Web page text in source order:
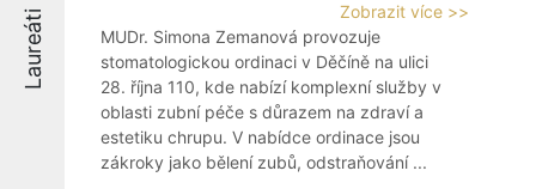
Laureáti
Zobrazit více >>
MUDr. Simona Zemanová provozuje
stomatologickou ordinaci v Děčíně na ulici
28. října 110, kde nabízí komplexní služby v
oblasti zubní péče s důrazem na zdraví a
estetiku chrupu. V nabídce ordinace jsou
zákroky jako bělení zubů, odstraňování ...